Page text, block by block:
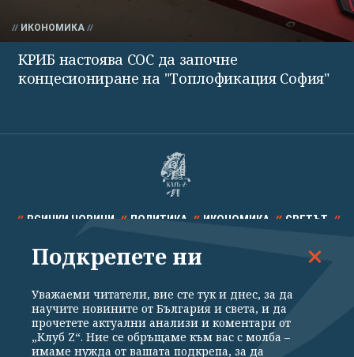
ИКОНОМИКА
КРИБ настоява СОС да започне
концесиониране на "Топлофикация София"
ВСИЧКИ НОВИНИ ПОЛИТИКА ИКОНОМИКА СВЕТЪТ
СПОРТ КУЛТУРА ТЕХНОЛОГИИ КАЛЕЙДОСКОП
Подкрепете ни
Уважаеми читатели, вие сте тук и днес, за да
научите новините от България и света, и да
прочетете актуални анализи и коментари от
„Клуб Z“. Ние се обръщаме към вас с молба –
имаме нужда от вашата подкрепа, за да